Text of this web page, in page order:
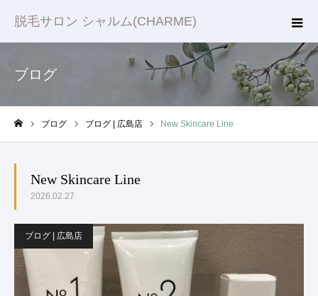
脱毛サロン シャルム(CHARME)
ブログ
ブログ ブログ | 広島店 New Skincare Line
New Skincare Line
2026.02.27
ブログ | 広島店